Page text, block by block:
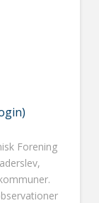
Forening